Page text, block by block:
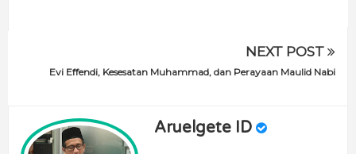
NEXT POST
Evi Effendi, Kesesatan Muhammad, dan Perayaan Maulid Nabi
Aruelgete ID